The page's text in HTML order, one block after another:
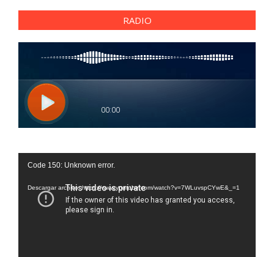
RADIO
Reproductor
vídeo
Code 150: Unknown error.
Descargar archivo: https://www.youtube.com/watch?v=7WLuvspCYwE&_=1